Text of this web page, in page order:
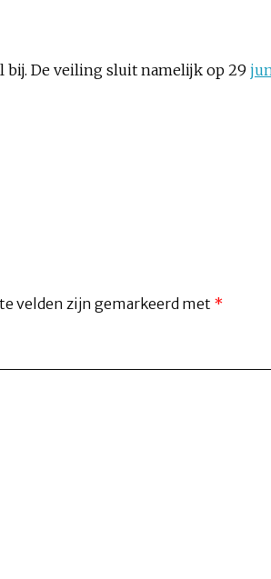
bij. De veiling sluit namelijk op 29
velden zijn gemarkeerd met *